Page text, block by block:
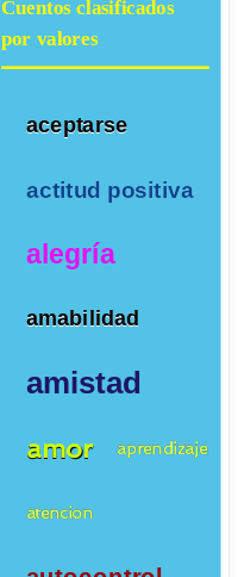
Cuentos clasificados
por valores
aceptarse
actitud positiva
alegría
amabilidad
amistad
amor aprendizaje
atencion